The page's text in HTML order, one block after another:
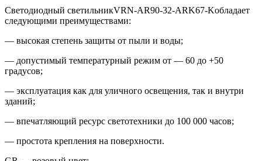
Светодиодный светильникVRN-AR90-32-ARK67-Kобладает
следующими преимуществами:
— высокая степень защиты от пыли и воды;
— допустимый температурный режим от — 60 до +50
градусов;
— эксплуатация как для уличного освещения, так и внутри
зданий;
— впечатляющий ресурс светотехники до 100 000 часов;
— простота крепления на поверхности.